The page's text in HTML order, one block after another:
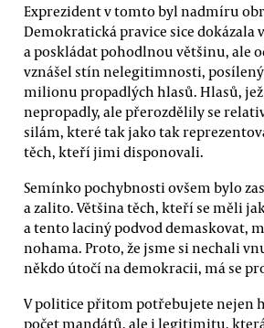
Exprezident v tomto byl nadmíru
Demokratická pravice sice dokázala
a poskládat pohodlnou většinu, ale
vznášel stín nelegitimnosti,
milionu propadlých hlasů. Hlasů,
nepropadly, ale přerozdělily se
silám, které tak jako tak
těch, kteří jimi disponovali.
Semínko pochybnosti ovšem bylo
a zalito. Většina těch, kteří se měli
a tento laciný podvod demaskovat,
nohama. Proto, že jsme si nechali
někdo útočí na demokracii, má se
V politice přitom potřebujete nejen
počet mandátů, ale i legitimitu,